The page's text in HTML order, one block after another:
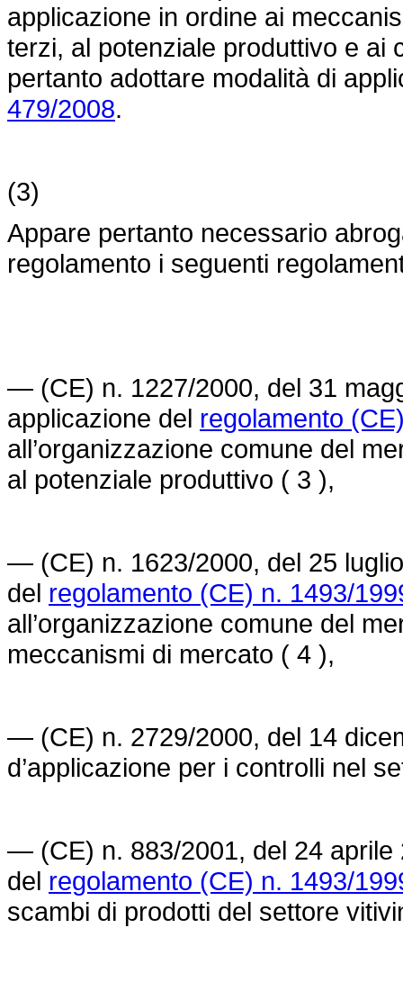
applicazione in ordine ai
terzi, al potenziale produttivo e ai
pertanto adottare modalità di
479/2008.
(3)
Appare pertanto necessario
regolamento i seguenti
— (CE) n. 1227/2000, del 31
applicazione del regolamento
all’organizzazione comune del
al potenziale produttivo ( 3 ),
— (CE) n. 1623/2000, del 25
del regolamento (CE) n. 1493/
all’organizzazione comune del
meccanismi di mercato ( 4 ),
— (CE) n. 2729/2000, del 14
d’applicazione per i controlli nel
— (CE) n. 883/2001, del 24 aprile
del regolamento (CE) n. 1493/
scambi di prodotti del settore